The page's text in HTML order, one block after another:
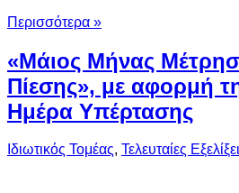
Περισσότερα »
«Μάιος Μήνας
Πίεσης», με αφορμή
Ημέρα Υπέρτασης
Ιδιωτικός Τομέας, Τελευταίες